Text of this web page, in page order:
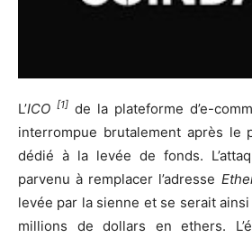
L’ICO [1] de la plateforme d’e-
interrompue brutalement après le
dédié à la levée de fonds.
parvenu à remplacer l’adresse
levée par la sienne et se serait
millions de dollars en ethers.